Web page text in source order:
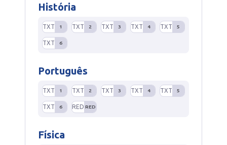
História
TXT 1 TXT 2 TXT 3 TXT 4 TXT 5
TXT 6
Português
TXT 1 TXT 2 TXT 3 TXT 4 TXT 5
TXT 6 RED RED
Física